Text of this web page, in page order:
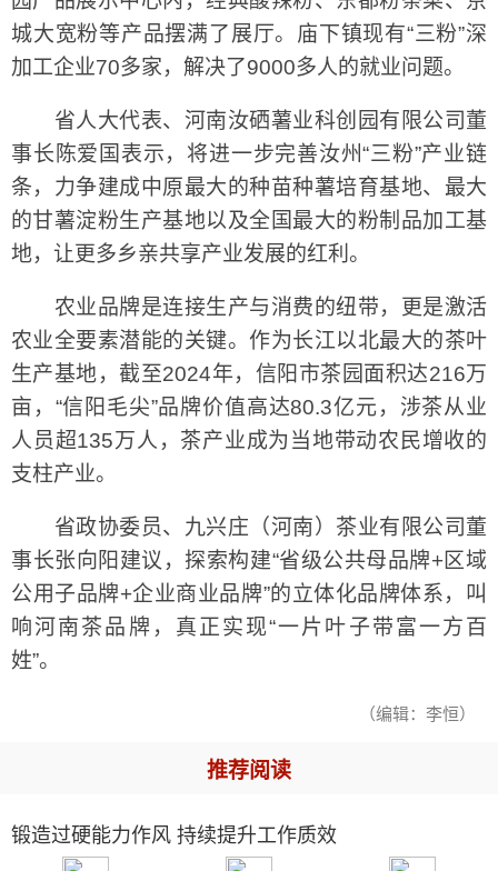
城大宽粉等产品摆满了展厅。庙下镇现有“三粉”深
加工企业70多家，解决了9000多人的就业问题。
省人大代表、河南汝硒薯业科创园有限公司董
事长陈爱国表示，将进一步完善汝州“三粉”产业链
条，力争建成中原最大的种苗种薯培育基地、最大
的甘薯淀粉生产基地以及全国最大的粉制品加工基
地，让更多乡亲共享产业发展的红利。
农业品牌是连接生产与消费的纽带，更是激活
农业全要素潜能的关键。作为长江以北最大的茶叶
生产基地，截至2024年，信阳市茶园面积达216万
亩，“信阳毛尖”品牌价值高达80.3亿元，涉茶从业
人员超135万人，茶产业成为当地带动农民增收的
支柱产业。
省政协委员、九兴庄（河南）茶业有限公司董
事长张向阳建议，探索构建“省级公共母品牌+区域
公用子品牌+企业商业品牌”的立体化品牌体系，叫
响河南茶品牌，真正实现“一片叶子带富一方百
姓”。
（编辑：李恒）
推荐阅读
锻造过硬能力作风 持续提升工作质效